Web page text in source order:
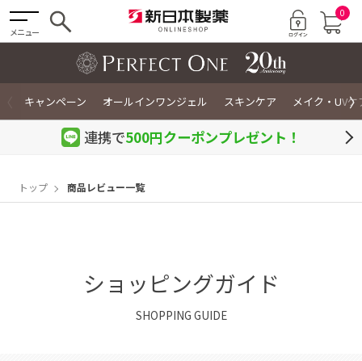
メニュー
0
キャンペーン オールインワンジェル スキンケア メイク・UVケ
〉
連携で500円クーポンプレゼント！
トップ 商品レビュー一覧
ショッピングガイド
SHOPPING GUIDE